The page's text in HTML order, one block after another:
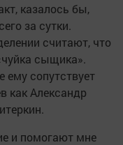
казалось бы,
за сутки.
считают, что
сыщика».
ему сопутствует
как Александр
и помогают мне